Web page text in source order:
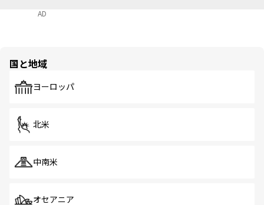
AD
国と地域
ヨーロッパ
北米
中南米
オセアニア